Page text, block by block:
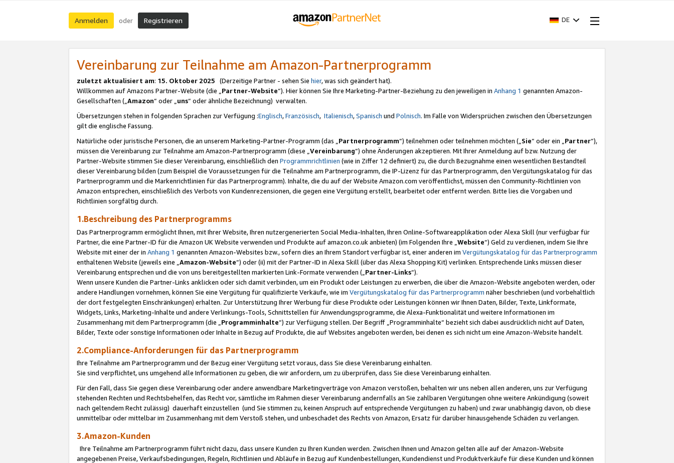
Anmelden oder Registrieren DE
Vereinbarung zur Teilnahme am Amazon-Partnerprogramm
zuletzt aktualisiert am: 15. Oktober 2025 (Derzeitige Partner - sehen Sie hier, was sich geändert hat).
Willkommen auf Amazons Partner-Website (die „Partner-Website“). Hier können Sie Ihre Marketing-Partner-Beziehung zu den jeweiligen in Anhang 1 genannten Amazon-
Gesellschaften („Amazon“ oder „uns“ oder ähnliche Bezeichnung) verwalten.
Übersetzungen stehen in folgenden Sprachen zur Verfügung :Englisch,Französisch, Italienisch,Spanisch und Polnisch. Im Falle von Widersprüchen zwischen den Übersetzungen
gilt die englische Fassung.
Natürliche oder juristische Personen, die an unserem Marketing-Partner-Programm (das „Partnerprogramm“) teilnehmen oder teilnehmen möchten („Sie“ oder ein „Partner“),
müssen die Vereinbarung zur Teilnahme am Amazon-Partnerprogramm (diese „Vereinbarung“) ohne Änderungen akzeptieren. Mit Ihrer Anmeldung auf bzw. Nutzung der
Partner-Website stimmen Sie dieser Vereinbarung, einschließlich den Programmrichtlinien (wie in Ziffer 12 definiert) zu, die durch Bezugnahme einen wesentlichen Bestandteil
dieser Vereinbarung bilden (zum Beispiel die Voraussetzungen für die Teilnahme am Partnerprogramm, die IP-Lizenz für das Partnerprogramm, den Vergütungskatalog für das
Partnerprogramm und die Markenrichtlinien für das Partnerprogramm). Inhalte, die du auf der Website Amazon.com veröffentlichst, müssen den Community-Richtlinien von
Amazon entsprechen, einschließlich des Verbots von Kundenrezensionen, die gegen eine Vergütung erstellt, bearbeitet oder entfernt werden. Bitte lies die Vorgaben und
Richtlinien sorgfältig durch.
1.Beschreibung des Partnerprogramms
Das Partnerprogramm ermöglicht Ihnen, mit Ihrer Website, Ihren nutzergenerierten Social Media-Inhalten, Ihren Online-Softwareapplikation oder Alexa Skill (nur verfügbar für
Partner, die eine Partner-ID für die Amazon UK Website verwenden und Produkte auf amazon.co.uk anbieten) (im Folgenden Ihre „ Website“) Geld zu verdienen, indem Sie Ihre
Website mit einer der in Anhang 1 genannten Amazon-Websites bzw., sofern dies an Ihrem Standort verfügbar ist, einer anderen im Vergütungskatalog für das Partnerprogramm
enthaltenen Website (jeweils eine „ Amazon-Website“) oder (ii) mit der Partner-ID in Alexa Skill (über das Alexa Shopping Kit) verlinken. Entsprechende Links müssen dieser
Vereinbarung entsprechen und die von uns bereitgestellten markierten Link-Formate verwenden („ Partner-Links“).
Wenn unsere Kunden die Partner-Links anklicken oder sich damit verbinden, um ein Produkt oder Leistungen zu erwerben, die über die Amazon-Website angeboten werden, oder
andere Handlungen vornehmen, können Sie eine Vergütung für qualifizierte Verkäufe, wie im Vergütungskatalog für das Partnerprogramm näher beschrieben (und vorbehaltlich
der dort festgelegten Einschränkungen) erhalten. Zur Unterstützung Ihrer Werbung für diese Produkte oder Leistungen können wir Ihnen Daten, Bilder, Texte, Linkformate,
Widgets, Links, Marketing-Inhalte und andere Verlinkungs-Tools, Schnittstellen für Anwendungsprogramme, die Alexa-Funktionalität und weitere Informationen im
Zusammenhang mit dem Partnerprogramm (die „ Programminhalte“) zur Verfügung stellen. Der Begriff „Programminhalte“ bezieht sich dabei ausdrücklich nicht auf Daten,
Bilder, Texte oder sonstige Informationen oder Inhalte in Bezug auf Produkte, die auf Websites angeboten werden, bei denen es sich nicht um eine Amazon-Website handelt.
2.Compliance-Anforderungen für das Partnerprogramm
Ihre Teilnahme am Partnerprogramm und der Bezug einer Vergütung setzt voraus, dass Sie diese Vereinbarung einhalten.
Sie sind verpflichtet, uns umgehend alle Informationen zu geben, die wir anfordern, um zu überprüfen, dass Sie diese Vereinbarung einhalten.
Für den Fall, dass Sie gegen diese Vereinbarung oder andere anwendbare Marketingverträge von Amazon verstoßen, behalten wir uns neben allen anderen, uns zur Verfügung
stehenden Rechten und Rechtsbehelfen, das Recht vor, sämtliche im Rahmen dieser Vereinbarung andernfalls an Sie zahlbaren Vergütungen ohne weitere Ankündigung (soweit
nach geltendem Recht zulässig) dauerhaft einzustellen (und Sie stimmen zu, keinen Anspruch auf entsprechende Vergütungen zu haben) und zwar unabhängig davon, ob diese
unmittelbar oder mittelbar im Zusammenhang mit dem Verstoß stehen, und unbeschadet des Rechts von Amazon, Ersatz für darüber hinausgehende Schäden zu verlangen.
3.Amazon-Kunden
Ihre Teilnahme am Partnerprogramm führt nicht dazu, dass unsere Kunden zu Ihren Kunden werden. Zwischen Ihnen und Amazon gelten alle auf der Amazon-Website
angegebenen Preise, Verkaufsbedingungen, Regeln, Richtlinien und Abläufe in Bezug auf Kundenbestellungen, Kundendienst und Produktverkäufe für diese Kunden und können